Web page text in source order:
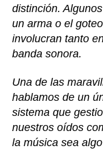
distinción.
un arma o el
involucran tanto
banda sonora.
Una de las
hablamos de un
sistema que
nuestros oídos
la música sea